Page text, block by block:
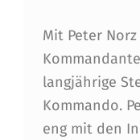
Mit Peter
langjährige
Kommando.
eng mit den